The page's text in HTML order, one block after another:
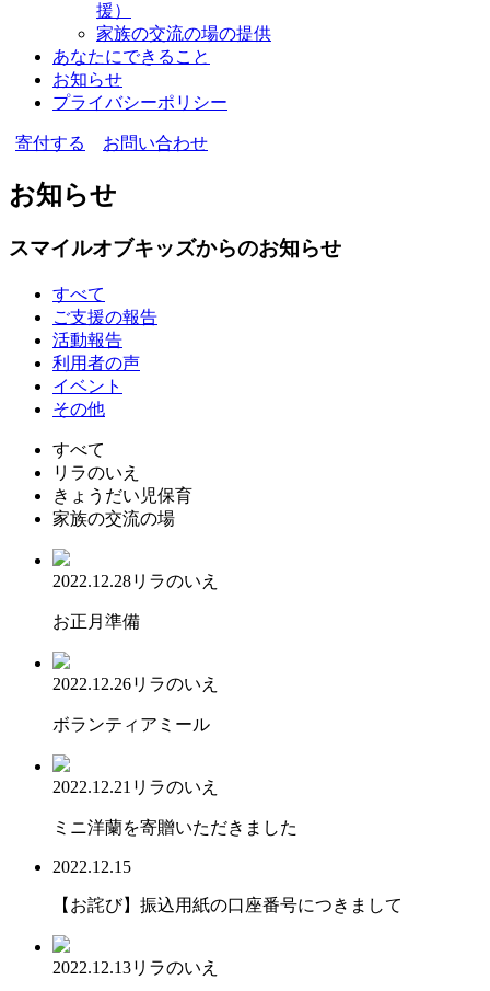
援）
家族の交流の場の提供
あなたにできること
お知らせ
プライバシーポリシー
寄付する お問い合わせ
お知らせ
スマイルオブキッズからのお知らせ
すべて
ご支援の報告
活動報告
利用者の声
イベント
その他
すべて
リラのいえ
きょうだい児保育
家族の交流の場
2022.12.28リラのいえ
お正月準備
2022.12.26リラのいえ
ボランティアミール
2022.12.21 リラのいえ
ミニ洋蘭を寄贈いただきました
2022.12.15
【お詫び】振込用紙の口座番号につきまして
2022.12.13リラのいえ